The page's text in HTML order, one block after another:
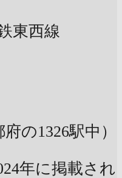
東西線
の1326駅中）
年に掲載され